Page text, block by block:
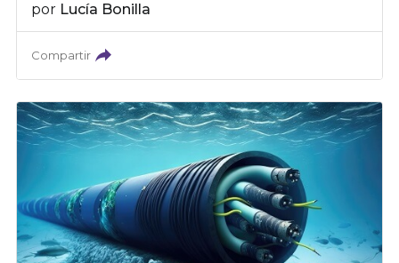
por Lucía Bonilla
Compartir